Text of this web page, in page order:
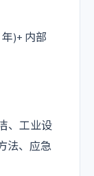
)+ 内部
、工业设
法、应急